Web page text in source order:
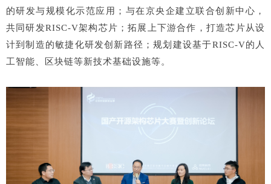
的研发与规模化示范应用；与在京央企建立联合创新中心，
共同研发RISC-V架构芯片；拓展上下游合作，打造芯片从设
计到制造的敏捷化研发创新路径；规划建设基于RISC-V的人
工智能、区块链等新技术基础设施等。